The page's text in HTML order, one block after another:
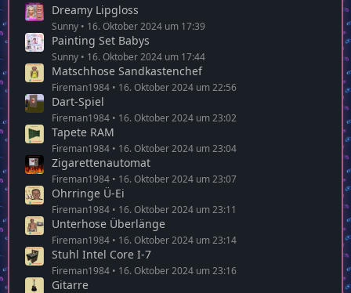
Dreamy Lipgloss
Sunny 16. Oktober 2024 um 17:39
Painting Set Babys
Sunny 16. Oktober 2024 um 17:44
Matschhose Sandkastenchef
Fireman1984 16. Oktober 2024 um 22:56
Dart-Spiel
Fireman1984 16. Oktober 2024 um 23:02
Tapete RAM
Fireman1984 16. Oktober 2024 um 23:04
Zigarettenautomat
Fireman1984 16. Oktober 2024 um 23:07
Ohrringe Ü-Ei
Fireman1984 16. Oktober 2024 um 23:11
Unterhose Überlänge
Fireman1984 16. Oktober 2024 um 23:14
Stuhl Intel Core I-7
Fireman1984 16. Oktober 2024 um 23:16
Gitarre